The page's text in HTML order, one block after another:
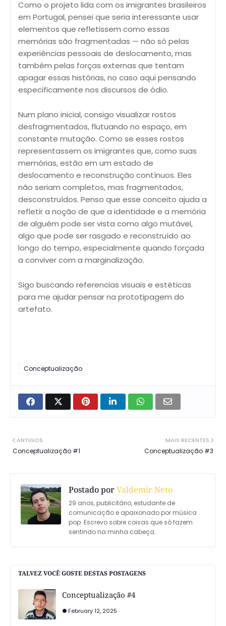
Como o projeto lida com os imigrantes brasileiros
em Portugal, pensei que seria interessante usar
elementos que refletissem como essas
memórias são fragmentadas — não só pelas
experiências pessoais de deslocamento, mas
também pelas forças externas que tentam
apagar essas histórias, no caso aqui pensando
especificamente nos discursos de ódio.
Num plano inicial, consigo visualizar rostos
desfragmentados, flutuando no espaço, em
constante mutação. Como se esses rostos
representassem os imigrantes que, como suas
memórias, estão em um estado de
deslocamento e reconstrução contínuos. Eles
não seriam completos, mas fragmentados,
desconstruídos. Penso que esse conceito ajuda a
refletir a noção de que a identidade e a memória
de alguém pode ser vista como algo mutável,
algo que pode ser rasgado e reconstruído ao
longo do tempo, especialmente quando forçada
a conviver com a marginalização.
Sigo buscando referencias visuais e estéticas
para me ajudar pensar na prototipagem do
artefato.
Conceptualização
MAIS RECENTES
Conceptualização #3
ANTIGOS
Conceptualização #1
Postado porValdemir Neto
29 anos, publicitário, estudante de
comunicação e apaixonado por música
pop. Escrevo sobre coisas que só fazem
sentindo na minha cabeça.
TALVEZ VOCÊ GOSTE DESTAS POSTAGENS
Conceptualização #4
February 12, 2025